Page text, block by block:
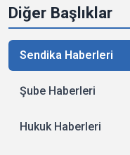
Diğer Başlıklar
Sendika Haberleri
Şube Haberleri
Hukuk Haberleri